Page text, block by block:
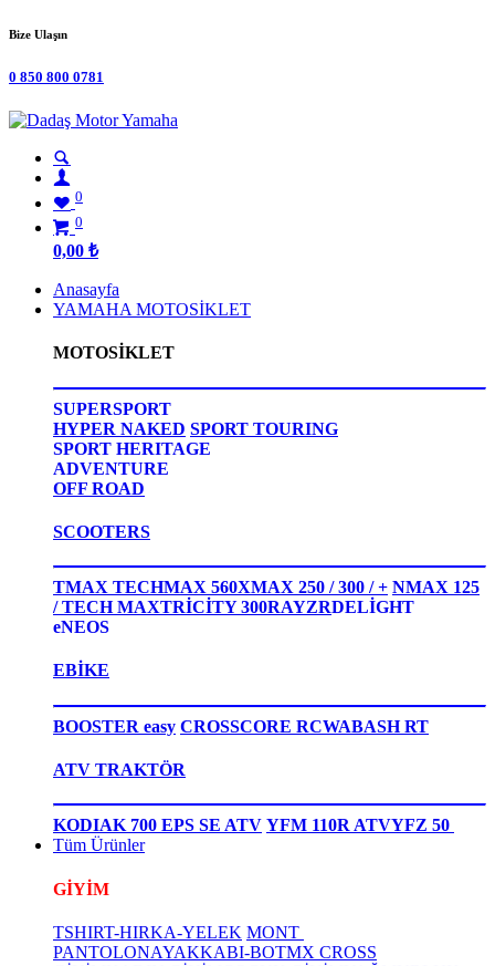
Bize Ulaşın
0 850 800 0781
0
0
0,00 ₺
Anasayfa
YAMAHA MOTOSİKLET
MOTOSİKLET
SUPERSPORT
HYPER NAKED SPORT TOURING
SPORT HERITAGE
ADVENTURE
OFF ROAD
SCOOTERS
TMAX TECHMAX 560XMAX 250 / 300 / + NMAX 125
/ TECH MAXTRİCİTY 300RAYZRDELİGHT
eNEOS
EBİKE
BOOSTER easy CROSSCORE RCWABASH RT
ATV TRAKTÖR
KODIAK 700 EPS SE ATV YFM 110R ATVYFZ 50
Tüm Ürünler
GİYİM
TSHIRT-HIRKA-YELEK MONT
PANTOLONAYAKKABI-BOTMX CROSS